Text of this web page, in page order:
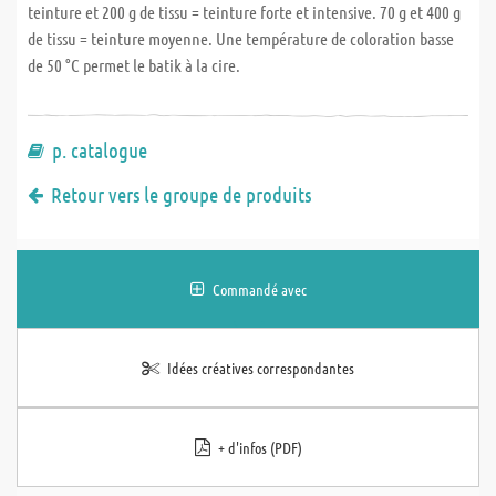
teinture et 200 g de tissu = teinture forte et intensive. 70 g et 400 g
de tissu = teinture moyenne. Une température de coloration basse
de 50 °C permet le batik à la cire.
p. catalogue
Retour vers le groupe de produits
Commandé avec
Idées créatives correspondantes
+ d'infos (PDF)